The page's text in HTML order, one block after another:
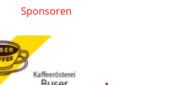
Sponsoren